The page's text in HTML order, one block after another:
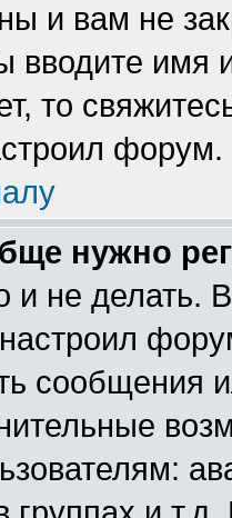
и вам не
вводите
то
форум.
нужно
не делать.
сообщения